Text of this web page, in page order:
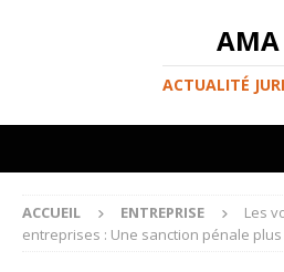
AMA
ACTUALITÉ
ACCUEIL ENTREPRISE
Les
entreprises : Une sanction pénale